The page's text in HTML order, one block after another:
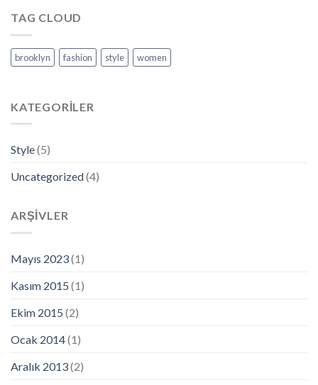
TAG CLOUD
brooklyn fashion style women
KATEGORILER
Style(5)
Uncategorized(4)
ARŞIVLER
Mayıs 2023(1)
Kasım 2015 (1)
Ekim 2015 (2)
Ocak 2014(1)
Aralık 2013(2)